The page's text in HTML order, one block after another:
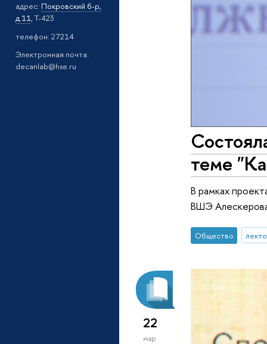
адрес: Покровский б-р,
д.11, Т-423
телефон: 27214
Электронная почта:
decanlab@hse.ru
теме
В рамках
ВШЭ
Общество
22
мар